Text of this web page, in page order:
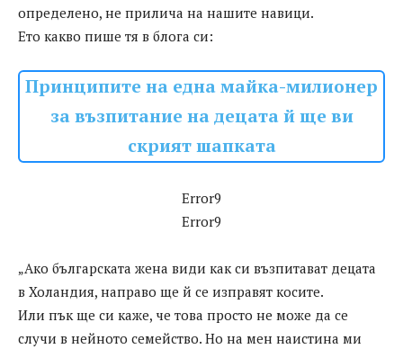
определено, не прилича на нашите навици.
Ето какво пише тя в блога си:
Принципите на една майка-милионер
за възпитание на децата й ще ви
скрият шапката
Error9
Error9
„Ако българската жена види как си възпитават децата
в Холандия, направо ще й се изправят косите.
Или пък ще си каже, че това просто не може да се
случи в нейното семейство. Но на мен наистина ми